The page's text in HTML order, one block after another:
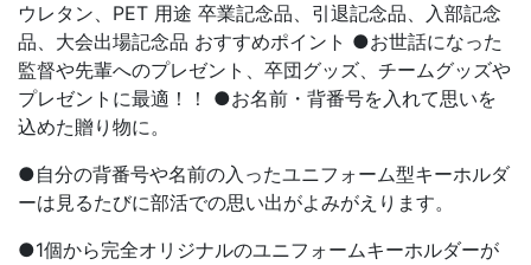
ウレタン、PET 用途 卒業記念品、引退記念品、入部記念
品、大会出場記念品 おすすめポイント ●お世話になった
監督や先輩へのプレゼント、卒団グッズ、チームグッズや
プレゼントに最適！！ ●お名前・背番号を入れて思いを
込めた贈り物に。
●自分の背番号や名前の入ったユニフォーム型キーホルダ
ーは見るたびに部活での思い出がよみがえります。
●1個から完全オリジナルのユニフォームキーホルダーが